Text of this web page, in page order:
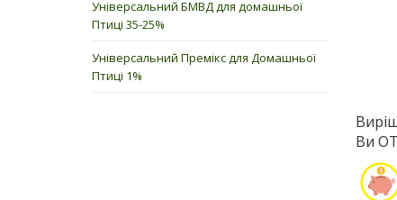
Універсальний БМВД для домашньої
Птиці 35-25%
Універсальний Премікс для Домашньої
Птиці 1%
Ви